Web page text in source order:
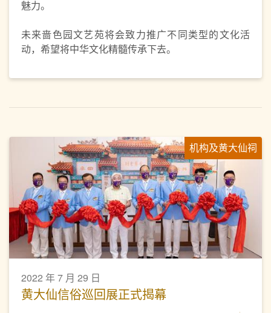
魅力。
未来啬色园文艺苑将会致力推广不同类型的文化活
动，希望将中华文化精髓传承下去。
机构及黄大仙祠
2022 年 7 月 29 日
黄大仙信俗巡回展正式揭幕